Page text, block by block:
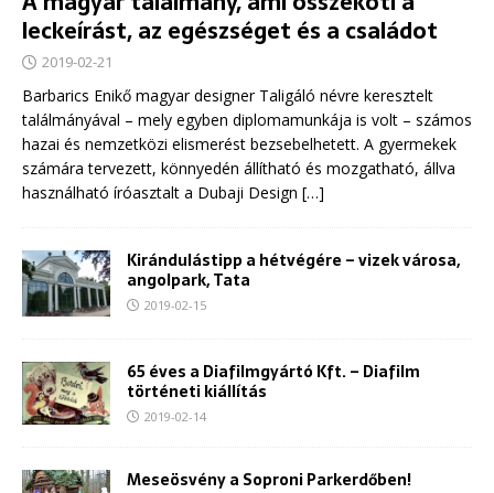
leckeírást, az egészséget és a családot
2019-02-21
Barbarics Enikő magyar designer Taligáló névre keresztelt
találmányával – mely egyben diplomamunkája is volt – számos
hazai és nemzetközi elismerést bezsebelhetett. A gyermekek
számára tervezett, könnyedén állítható és mozgatható, állva
használható íróasztalt a Dubaji Design […]
Kirándulástipp a hétvégére – vizek városa,
angolpark, Tata
2019-02-15
65 éves a Diafilmgyártó Kft. – Diafilm
történeti kiállítás
2019-02-14
Meseösvény a Soproni Parkerdőben!